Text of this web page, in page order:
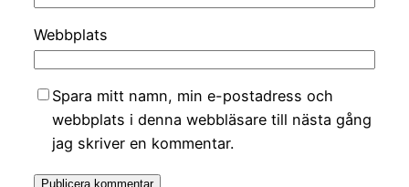
Webbplats
Spara mitt namn, min e-postadress och
webbplats i denna webbläsare till nästa gång
jag skriver en kommentar.